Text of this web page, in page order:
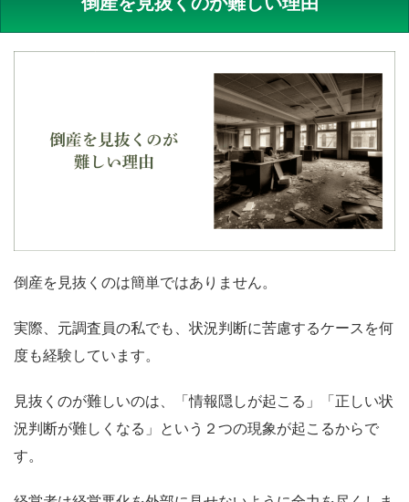
倒産を見抜くのは簡単ではありません。
実際、元調査員の私でも、状況判断に苦慮するケースを何
度も経験しています。
見抜くのが難しいのは、「情報隠しが起こる」「正しい状
況判断が難しくなる」という２つの現象が起こるからで
す。